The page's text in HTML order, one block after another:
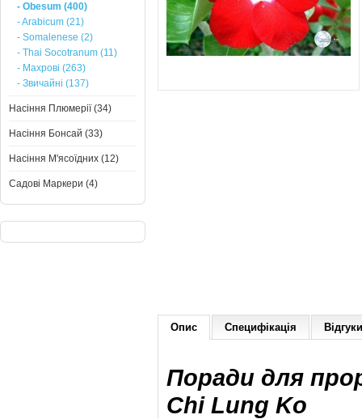
- Obesum (400)
- Arabicum (21)
- Somalenese (2)
- Thai Socotranum (11)
- Махрові (263)
- Звичайні (137)
Насіння Плюмерії (34)
Насіння Бонсай (33)
Насіння М'ясоїдних (12)
Садові Маркери (4)
Опис Специфікація
Поради для
Chi Lung Ko